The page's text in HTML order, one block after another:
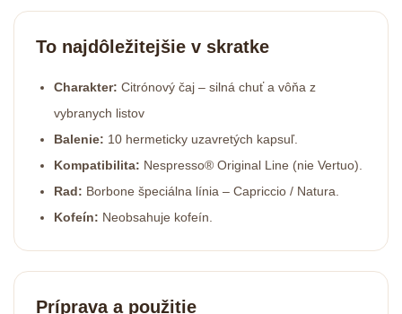
To najdôležitejšie v skratke
Charakter: Citrónový čaj – silná chuť a vôňa z
vybranych listov
Balenie: 10 hermeticky uzavretých kapsuľ.
Kompatibilita: Nespresso® Original Line (nie Vertuo).
Rad: Borbone špeciálna línia – Capriccio / Natura.
Kofeín: Neobsahuje kofeín.
Príprava a použitie